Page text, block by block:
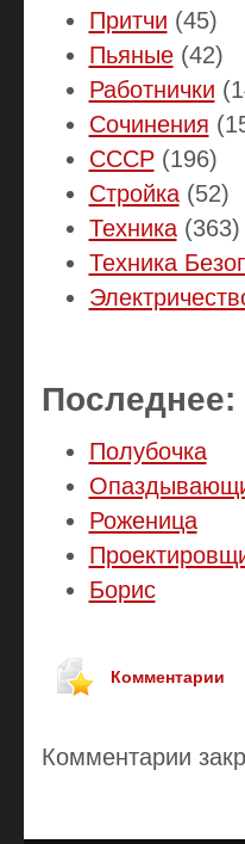
Притчи (45)
Пьяные(42)
Работнички
Сочинения
СССР(196)
Стройка(52)
Техника(363)
Техника
Последнее:
Полубочка
Роженица
Борис
Комментарии
Комментарии